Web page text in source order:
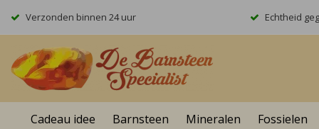
Verzonden binnen 24 uur Echtheid
Cadeau idee Barnsteen Mineralen Fossielen